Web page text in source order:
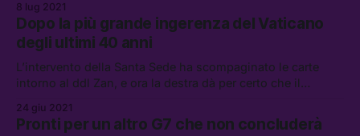
agio a mantenere rapporti con chi non rispetta i diritti
umani
8 lug 2021
Dopo la più grande ingerenza del Vaticano
degli ultimi 40 anni
L’intervento della Santa Sede ha scompaginato le carte
intorno al ddl Zan, e ora la destra dà per certo che il
24 giu 2021
Pronti per un altro G7 che non concluderà